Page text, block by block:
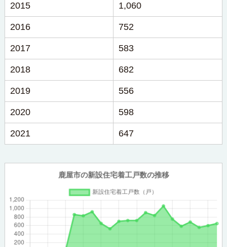
2015 1,060
2016 752
2017 583
2018 682
2019 556
2020 598
2021 647